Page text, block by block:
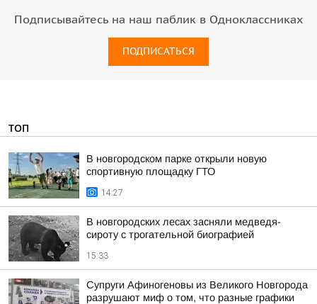
Подписывайтесь на наш паблик в Одноклассниках
ПОДПИСАТЬСЯ
ТОП
В новгородском парке открыли новую
спортивную площадку ГТО
14:27
В новгородских лесах засняли медведя-
сироту с трогательной биографией
15:33
Супруги Афиногеновы из Великого Новгорода
разрушают миф о том, что разные графики